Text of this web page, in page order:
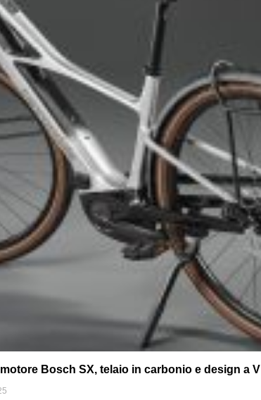
Bosch SX, telaio in carbonio e design a V